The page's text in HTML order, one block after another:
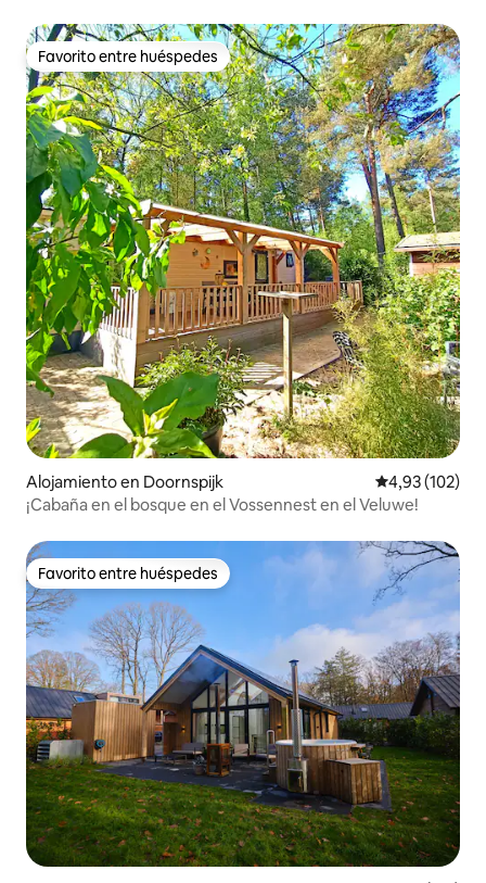
Favorito entre huéspedes
Favorito entre huéspedes
Alojamiento en Doornspijk Calificación
4,93 (102)
¡Cabaña en el bosque en el Vossennest en el Veluwe!
Favorito entre huéspedes
Favorito entre huéspedes